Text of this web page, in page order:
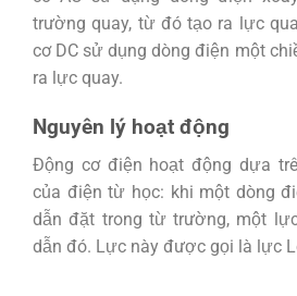
trường quay, từ đó tạo ra lực
cơ DC sử dụng dòng điện một
ra lực quay.
Nguyên lý hoạt động
Động cơ điện hoạt động dựa
của điện từ học: khi một dòng
dẫn đặt trong từ trường, một
dẫn đó. Lực này được gọi là lực